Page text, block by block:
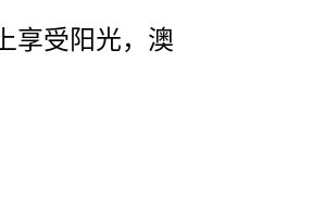
享受阳光，澳